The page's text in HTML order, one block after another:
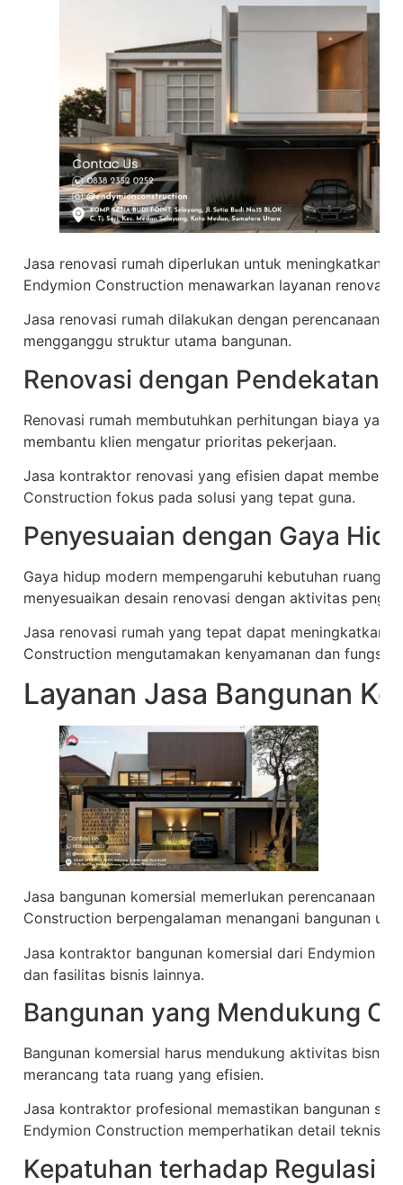
Jasa renovasi rumah diperlukan untuk meningkatkan
Endymion Construction menawarkan layanan renovasi
Jasa renovasi rumah dilakukan dengan perencanaan
mengganggu struktur utama bangunan.
Renovasi dengan Pendekatan
Renovasi rumah membutuhkan perhitungan biaya
membantu klien mengatur prioritas pekerjaan.
Jasa kontraktor renovasi yang efisien dapat
Construction fokus pada solusi yang tepat guna.
Penyesuaian dengan Gaya
Gaya hidup modern mempengaruhi kebutuhan ruang.
menyesuaikan desain renovasi dengan aktivitas
Jasa renovasi rumah yang tepat dapat meningkatkan
Construction mengutamakan kenyamanan dan fungsi
Layanan Jasa Bangunan
Jasa bangunan komersial memerlukan perencanaan
Construction berpengalaman menangani bangunan
Jasa kontraktor bangunan komersial dari Endymion
dan fasilitas bisnis lainnya.
Bangunan yang Mendukung
Bangunan komersial harus mendukung aktivitas
merancang tata ruang yang efisien.
Jasa kontraktor profesional memastikan bangunan
Endymion Construction memperhatikan detail teknis
Kepatuhan terhadap Regulasi